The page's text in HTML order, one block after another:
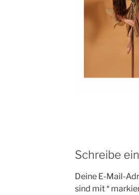
Schreibe
Deine E-Mail-
sind mit*